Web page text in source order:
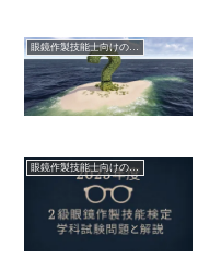
眼鏡作製技能士向けの問題
眼鏡作製技能士向けの問題